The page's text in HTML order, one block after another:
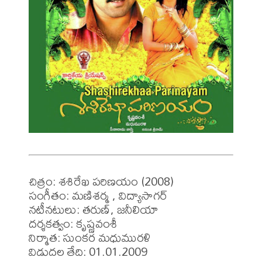
చిత్రం: శశిరేఖ పరిణయం (2008)
సంగీతం: మణిశర్మ , విద్యాసాగర్
నటీనటులు: తరుణ్, జనీలియా
దర్శకత్వం: కృష్ణవంశీ
నిర్మాత: సుంకర మధుమురళి
విడుదల తేది: 01.01.2009